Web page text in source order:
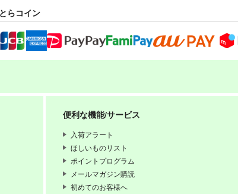
らコイン
便利な機能/サービス
入荷アラート
ほしいものリスト
ポイントプログラム
メールマガジン購読
初めてのお客様へ